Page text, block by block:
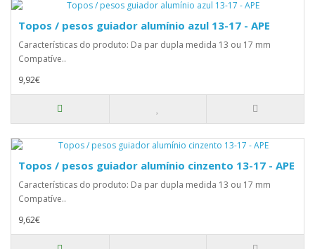
Topos / pesos guiador alumínio azul 13-17 - APE
Características do produto: Da par dupla medida 13 ou 17 mm
Compatíve..
9,92€
Topos / pesos guiador alumínio cinzento 13-17 - APE
Características do produto: Da par dupla medida 13 ou 17 mm
Compatíve..
9,62€